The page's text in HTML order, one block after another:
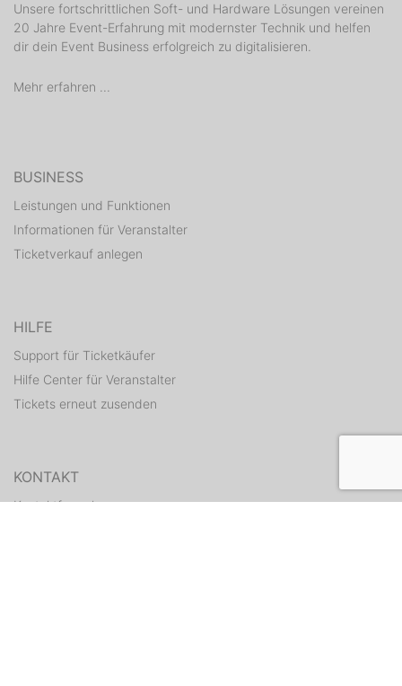
Unsere fortschrittlichen Soft- und Hardware Lösungen vereinen
20 Jahre Event-Erfahrung mit modernster Technik und helfen
dir dein Event Business erfolgreich zu digitalisieren.
Mehr erfahren ...
BUSINESS
Leistungen und Funktionen
Informationen für Veranstalter
Ticketverkauf anlegen
HILFE
Support für Ticketkäufer
Hilfe Center für Veranstalter
Tickets erneut zusenden
KONTAKT
Kontaktformular